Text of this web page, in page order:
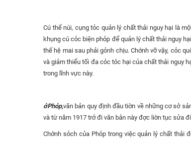
Cú thể núi, cụng tỏc quản lý chất thải nguy hại là
khụng cú cỏc biện phỏp để quản lý chất thải nguy
thế hệ mai sau phải gỏnh chịu. Chớnh vỡ vậy, cỏc
và giảm thiểu tối đa cỏc tỏc hại của chất thải nguy
trong lĩnh vực này.
ởPhỏp,văn bản quy định đầu tiờn về những cơ sở
và từ năm 1917 trở đi văn bản này đợc liờn tục sửa
Chớnh sỏch của Phỏp trong việc quản lý chất thải